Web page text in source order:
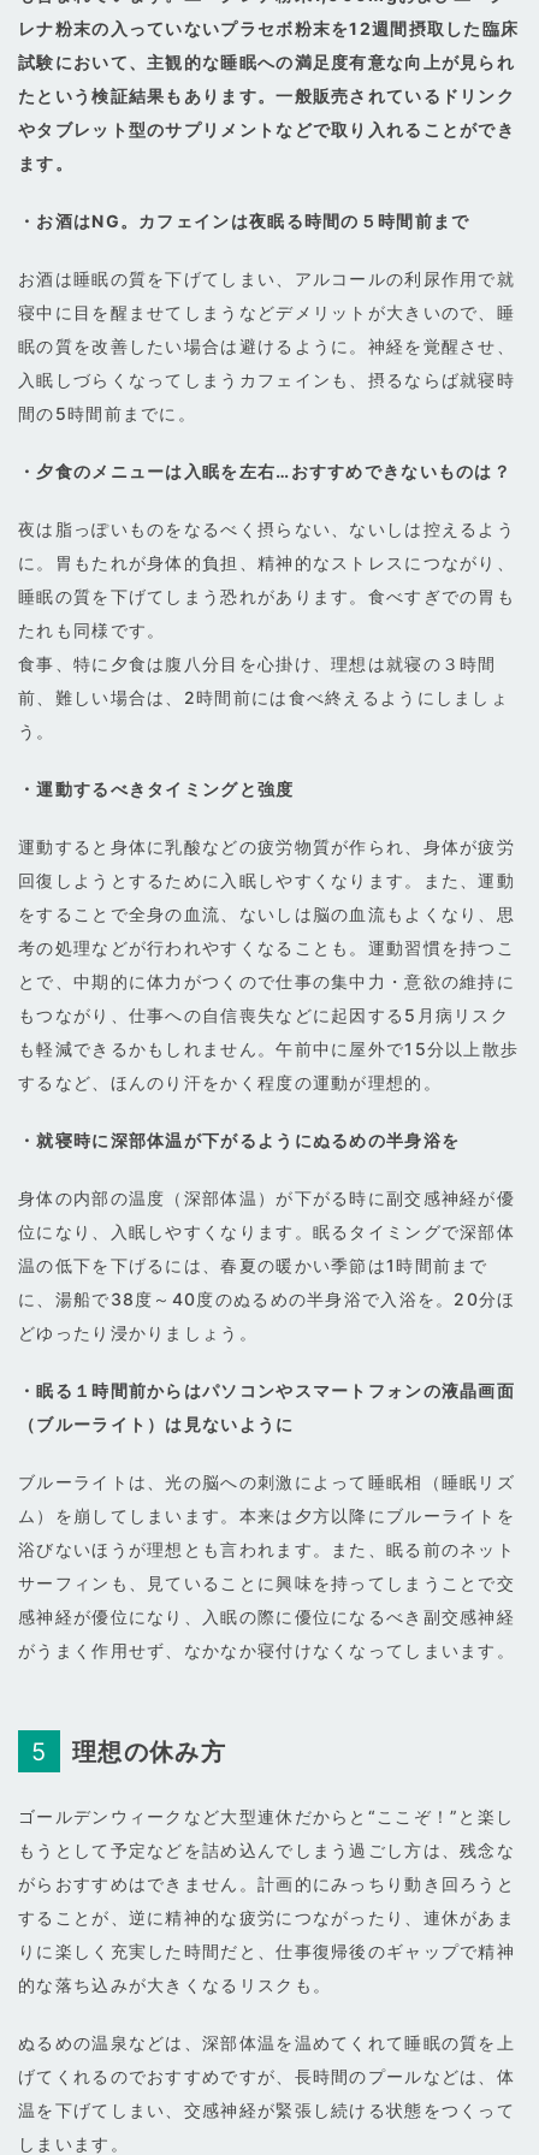
レナ粉末の入っていないプラセボ粉末を12週間摂取した臨床
試験において、主観的な睡眠への満足度有意な向上が見られ
たという検証結果もあります。一般販売されているドリンク
やタブレット型のサプリメントなどで取り入れることができ
ます。
・お酒はNG。カフェインは夜眠る時間の５時間前まで
お酒は睡眠の質を下げてしまい、アルコールの利尿作用で就
寝中に目を醒ませてしまうなどデメリットが大きいので、睡
眠の質を改善したい場合は避けるように。神経を覚醒させ、
入眠しづらくなってしまうカフェインも、摂るならば就寝時
間の5時間前までに。
・夕食のメニューは入眠を左右…おすすめできないものは？
夜は脂っぽいものをなるべく摂らない、ないしは控えるよう
に。胃もたれが身体的負担、精神的なストレスにつながり、
睡眠の質を下げてしまう恐れがあります。食べすぎでの胃も
たれも同様です。
食事、特に夕食は腹八分目を心掛け、理想は就寝の３時間
前、難しい場合は、2時間前には食べ終えるようにしましょ
う。
・運動するべきタイミングと強度
運動すると身体に乳酸などの疲労物質が作られ、身体が疲労
回復しようとするために入眠しやすくなります。また、運動
をすることで全身の血流、ないしは脳の血流もよくなり、思
考の処理などが行われやすくなることも。運動習慣を持つこ
とで、中期的に体力がつくので仕事の集中力・意欲の維持に
もつながり、仕事への自信喪失などに起因する5月病リスク
も軽減できるかもしれません。午前中に屋外で15分以上散歩
するなど、ほんのり汗をかく程度の運動が理想的。
・就寝時に深部体温が下がるようにぬるめの半身浴を
身体の内部の温度（深部体温）が下がる時に副交感神経が優
位になり、入眠しやすくなります。眠るタイミングで深部体
温の低下を下げるには、春夏の暖かい季節は1時間前まで
に、湯船で38度～40度のぬるめの半身浴で入浴を。20分ほ
どゆったり浸かりましょう。
・眠る１時間前からはパソコンやスマートフォンの液晶画面
（ブルーライト）は見ないように
ブルーライトは、光の脳への刺激によって睡眠相（睡眠リズ
ム）を崩してしまいます。本来は夕方以降にブルーライトを
浴びないほうが理想とも言われます。また、眠る前のネット
サーフィンも、見ていることに興味を持ってしまうことで交
感神経が優位になり、入眠の際に優位になるべき副交感神経
がうまく作用せず、なかなか寝付けなくなってしまいます。
理想の休み方
ゴールデンウィークなど大型連休だからと“ここぞ！”と楽し
もうとして予定などを詰め込んでしまう過ごし方は、残念な
がらおすすめはできません。計画的にみっちり動き回ろうと
することが、逆に精神的な疲労につながったり、連休があま
りに楽しく充実した時間だと、仕事復帰後のギャップで精神
的な落ち込みが大きくなるリスクも。
ぬるめの温泉などは、深部体温を温めてくれて睡眠の質を上
げてくれるのでおすすめですが、長時間のプールなどは、体
温を下げてしまい、交感神経が緊張し続ける状態をつくって
しまいます。